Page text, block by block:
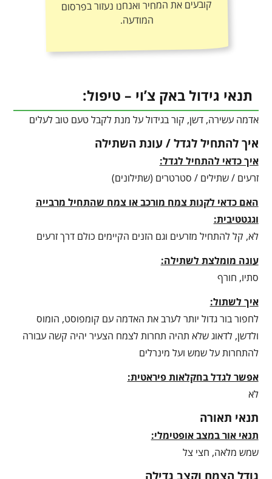
המודעה.
תנאי גידול באק צ’וי – טיפול:
אדמה עשירה, דשן, קור בגידול על מנת לקבל טעם טוב לעלים
איך להתחיל לגדל / עונת השתילה
איך כדאי להתחיל לגדל:
זרעים / שתילים / סטרטרים (שתילונים)
האם כדאי לקנות צמח מורכב או צמח שהתחיל מרבייה
וגגטטיבית:
לא, קל להתחיל מזרעים וגם הזנים הקיימים כולם דרך זרעים
עונה מומלצת לשתילה:
סתיו, חורף
איך לשתול:
לחפור בור גדול יותר לערב את האדמה עם קומפוסט, הומוס
ולדשן, לדאוג שלא תהיה תחרות לצמח הצעיר יהיה קשה עבורה
להתחרות על שמש ועל מינרלים
אפשר לגדל בחקלאות פיראטית:
לא
תנאי תאורה
תנאי אור במצב אופטימלי:
שמש מלאה, חצי צל